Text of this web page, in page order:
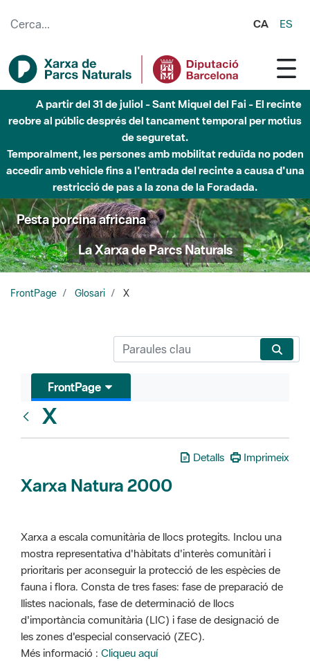
CA ES
A partir del 31 de juliol - Sant Miquel del Fai - El recinte
reobre al públic després del tancament temporal per motius
de seguretat.
Temporalment, les persones amb mobilitat reduïda no poden
accedir amb vehicle fins a l'entrada del recinte a causa d'una
restricció de pas a la zona de la Foradada.
Pesta porcina africana
La Xarxa de Parcs Naturals
FrontPage Glosari X
FrontPage
X
Detalls Imprimeix
Xarxa Natura 2000
Xarxa a escala comunitària de llocs protegits. Inclou una
mostra representativa d'hàbitats d'interès comunitàri i
prioritaris per aconseguir la protecció de les espècies de
fauna i flora. Consta de tres fases: fase de preparació de
llistes nacionals, fase de determinació de llocs
d'importància comunitària (LIC) i fase de designació de
les zones d'especial conservació (ZEC).
Més informació : Cliqueu aquí